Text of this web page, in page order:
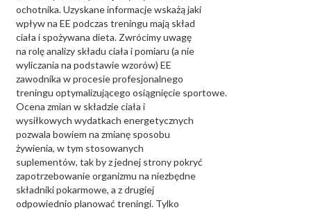
ochotnika. Uzyskane informacje wskażą jaki
wpływ na EE podczas treningu mają skład
ciała i spożywana dieta. Zwrócimy uwagę
na rolę analizy składu ciała i pomiaru (a nie
wyliczania na podstawie wzorów) EE
zawodnika w procesie profesjonalnego
treningu optymalizującego osiągnięcie sportowe.
Ocena zmian w składzie ciała i
wysiłkowych wydatkach energetycznych
pozwala bowiem na zmianę sposobu
żywienia, w tym stosowanych
suplementów, tak by z jednej strony pokryć
zapotrzebowanie organizmu na niezbędne
składniki pokarmowe, a z drugiej
odpowiednio planować treningi. Tylko